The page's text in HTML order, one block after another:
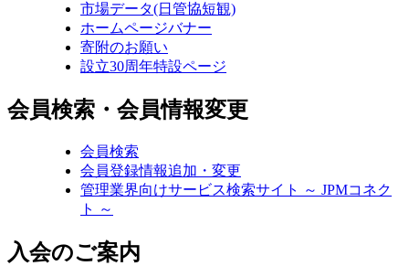
市場データ(日管協短観)
ホームページバナー
寄附のお願い
設立30周年特設ページ
会員検索・会員情報変更
会員検索
会員登録情報追加・変更
管理業界向けサービス検索サイト ～ JPMコネク
ト ～
入会のご案内